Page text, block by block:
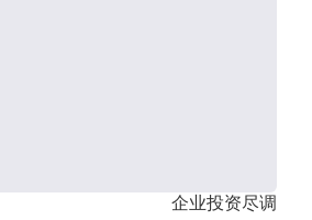
企业投资尽调